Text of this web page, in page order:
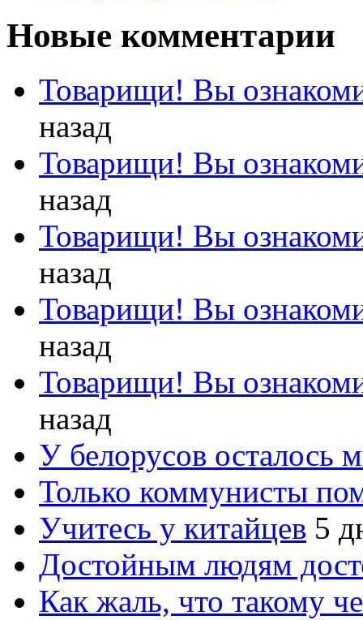
Новые комментарии
Товарищи! Вы
назад
Товарищи! Вы
назад
Товарищи! Вы
назад
Товарищи! Вы
назад
Товарищи! Вы
назад
У белорусов осталось
Только коммунисты
Учитесь у китайцев 5
Достойным людям
Как жаль, что такому